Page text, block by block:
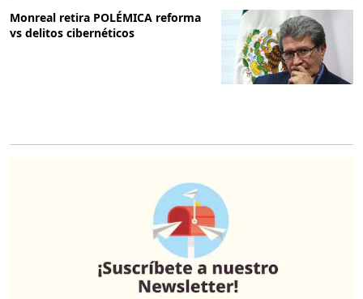
Monreal retira POLÉMICA reforma
vs delitos cibernéticos